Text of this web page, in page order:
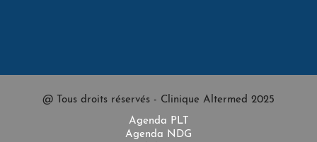
@ Tous droits réservés - Clinique Altermed 2025
Agenda PLT
Agenda NDG